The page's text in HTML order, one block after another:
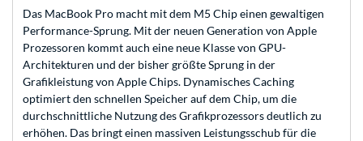
Das MacBook Pro macht mit dem M5 Chip einen gewaltigen
Performance-Sprung. Mit der neuen Generation von Apple
Prozessoren kommt auch eine neue Klasse von GPU-
Architekturen und der bisher größte Sprung in der
Grafikleistung von Apple Chips. Dynamisches Caching
optimiert den schnellen Speicher auf dem Chip, um die
durchschnittliche Nutzung des Grafikprozessors deutlich zu
erhöhen. Das bringt einen massiven Leistungsschub für die